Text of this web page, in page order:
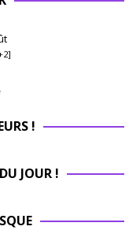
!
JOUR !